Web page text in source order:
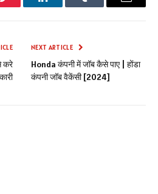
Pinterest LinkedInTumblr Email
करे
NEXT ARTICLE
Honda कंपनी में जॉब कैसे पाए | होंडा
कंपनी जॉब वैकेंसी [2024]